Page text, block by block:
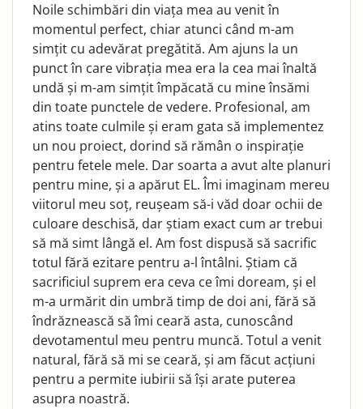
Noile schimbări din viața mea au venit în
momentul perfect, chiar atunci când m-am
simțit cu adevărat pregătită. Am ajuns la un
punct în care vibrația mea era la cea mai înal­tă
undă și m-am simțit împăcată cu mine însămi
din toate punctele de vedere. Profesional, am
atins toate culmile și eram gata să implementez
un nou proiect, dorind să rămân o inspirație
pentru fetele mele. Dar soarta a avut alte planuri
pentru mine, și a apărut EL. Îmi imaginam mereu
viitorul meu soț, reușeam să-i văd doar ochii de
culoare deschisă, dar știam exact cum ar trebui
să mă simt lângă el. Am fost dispusă să sacrific
totul fără ezitare pentru a-l întâlni. Știam că
sacrificiul suprem era ceva ce îmi doream, și el
m-a ur­mărit din umbră timp de doi ani, fără să
îndrăznească să îmi ceară asta, cunoscând
devotamentul meu pentru muncă. Totul a venit
natural, fără să mi se ceară, și am făcut acțiuni
pentru a permite iubirii să își arate puterea
asupra noastră.